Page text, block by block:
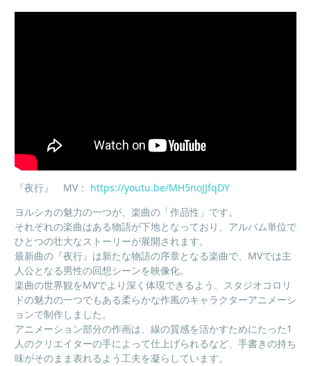
『夜行』 MV： https://youtu.be/MH5noJJfqDY
ヨルシカの魅力の一つが、楽曲の「作品性」です。
それぞれの楽曲はある物語が下地となっており、アルバム単位で
ひとつの壮大なストーリーが展開されます。
最新曲の『夜行』は新たな物語の序章となる楽曲で、 MVでは主
人公となる男性の回想シーンを映像化。
楽曲の世界観をMVでより深く体現できるよう、スタジオコロリ
ドの魅力の一つでもある柔らかな作風のキャラクターアニメーシ
ョンで制作しました。
アニメーション部分の作画は、線の質感を活かすためにたった1
人のクリエイターの手によって仕上げられるなど、 手書きの持ち
味がそのまま表れるよう工夫を凝らしています。